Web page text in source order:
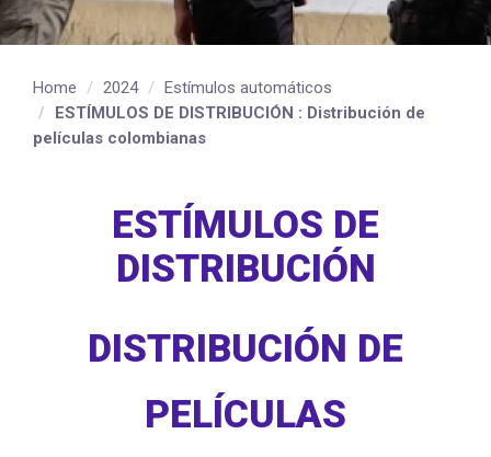
Home 2024
Estímulos automáticos
ESTÍMULOS DE DISTRIBUCIÓN : Distribución de
películas colombianas
ESTÍMULOS DE
DISTRIBUCIÓN
DISTRIBUCIÓN DE
PELÍCULAS